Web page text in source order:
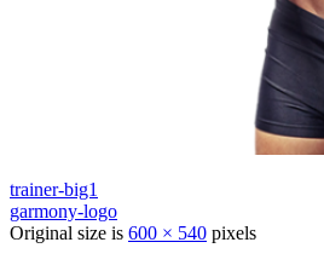
trainer-big1
garmony-logo
Original size is 600 × 540 pixels